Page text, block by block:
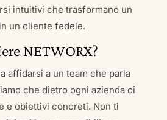
intuitivi che trasformano un
un cliente fedele.
NETWORX?
affidarsi a un team che parla
che dietro ogni azienda ci
e obiettivi concreti. Non ti